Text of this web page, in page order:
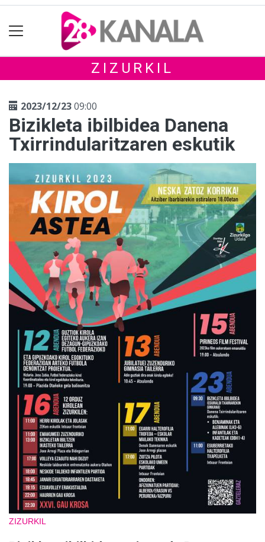
ZIZURKIL
2023/12/2309:00
Bizikleta ibilbidea Danena
Txirrindularitzaren eskutik
ZIZURKIL